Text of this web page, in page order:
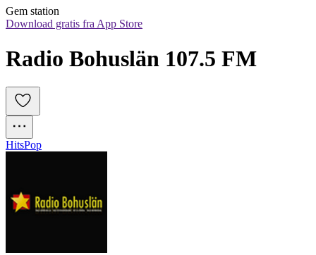
Gem station
Download gratis fra App Store
Radio Bohuslän 107.5 FM
HitsPop